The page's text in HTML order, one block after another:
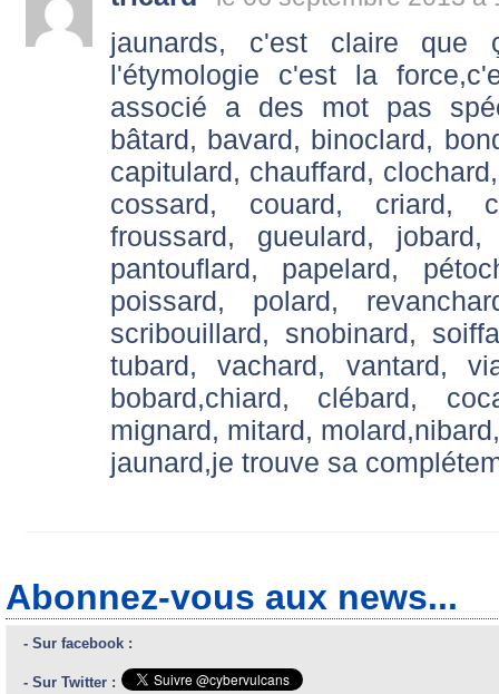
jaunards, c'est claire que
l'étymologie c'est la
associé a des mot pas
bâtard, bavard, binoclard,
capitulard, chauffard,
cossard, couard, criard,
froussard, gueulard,
pantouflard, papelard,
poissard, polard,
scribouillard, snobinard,
tubard, vachard, vantard,
bobard,chiard, clébard,
mignard, mitard,
jaunard,je trouve sa
Abonnez-vous aux news...
- Sur facebook :
- Sur Twitter :